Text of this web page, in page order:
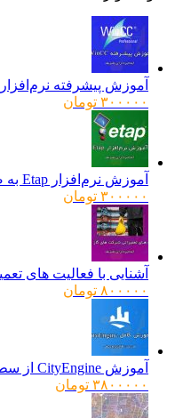
آموزش پیشرفته نرم‌افزار Wincc به صورت تصویری
۳۰۰۰۰۰ تومان
آموزش نرم‌افزار Etap به صورت تصویری
۳۰۰۰۰۰ تومان
آشنایی با فعالیت های
۸۰۰۰۰۰ تومان
آموزش CityEngine از سطح مقدماتی تا پیشرفته
۳۸۰۰۰۰۰ تومان